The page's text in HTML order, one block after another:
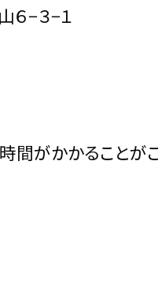
−３−１
がかかることがご